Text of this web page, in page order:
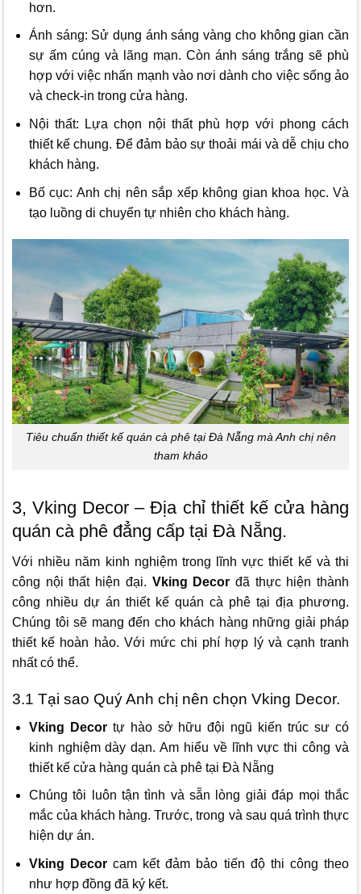
hơn.
Ánh sáng: Sử dụng ánh sáng vàng cho không gian cần
sự ấm cúng và lãng mạn. Còn ánh sáng trắng sẽ phù
hợp với việc nhấn mạnh vào nơi dành cho việc sống ảo
và check-in trong cửa hàng.
Nội thất: Lựa chọn nội thất phù hợp với phong cách
thiết kế chung. Để đảm bảo sự thoải mái và dễ chịu cho
khách hàng.
Bố cục: Anh chị nên sắp xếp không gian khoa học. Và
tạo luồng di chuyển tự nhiên cho khách hàng.
Tiêu chuẩn thiết kế quán cà phê tại Đà Nẵng mà Anh chị nên
tham khảo
3, Vking Decor – Địa chỉ thiết kế cửa hàng
quán cà phê đẳng cấp tại Đà Nẵng.
Với nhiều năm kinh nghiệm trong lĩnh vực thiết kế và thi
công nội thất hiện đại. Vking Decor đã thực hiện thành
công nhiều dự án thiết kế quán cà phê tại địa phương.
Chúng tôi sẽ mang đến cho khách hàng những giải pháp
thiết kế hoàn hảo. Với mức chi phí hợp lý và cạnh tranh
nhất có thể.
3.1 Tại sao Quý Anh chị nên chọn Vking Decor.
Vking Decortự hào sở hữu đội ngũ kiến trúc sư có
kinh nghiệm dày dạn. Am hiểu về lĩnh vực thi công và
thiết kế cửa hàng quán cà phê tại Đà Nẵng
Chúng tôi luôn tận tình và sẵn lòng giải đáp mọi thắc
mắc của khách hàng. Trước, trong và sau quá trình thực
hiện dự án.
Vking Decorcam kết đảm bảo tiến độ thi công theo
như hợp đồng đã ký kết.